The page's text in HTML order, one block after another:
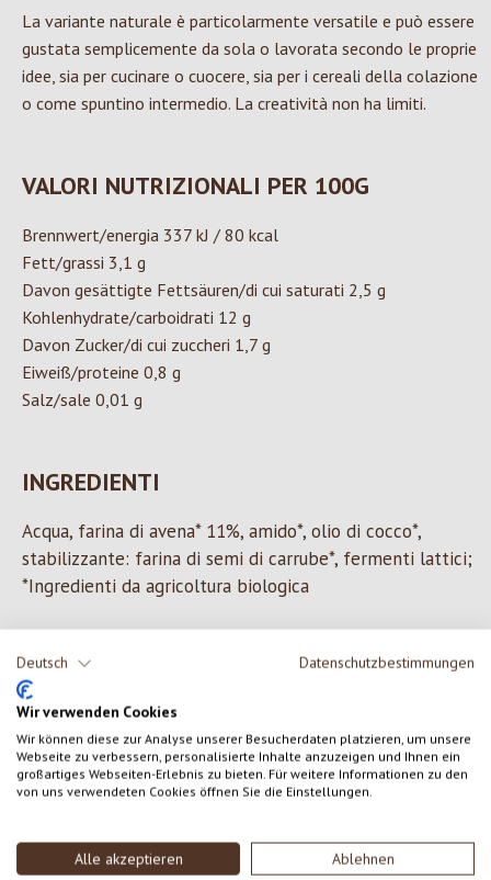
Deutsch Datenschutzbestimmungen
Wir verwenden Cookies
Wir können diese zur Analyse unserer Besucherdaten platzieren, um unsere
Webseite zu verbessern, personalisierte Inhalte anzuzeigen und Ihnen ein
großartiges Webseiten-Erlebnis zu bieten. Für weitere Informationen zu den
von uns verwendeten Cookies öffnen Sie die Einstellungen.
Alle akzeptieren Ablehnen
La variante naturale è particolarmente versatile e può essere
gustata semplicemente da sola o lavorata secondo le proprie
idee, sia per cucinare o cuocere, sia per i cereali della colazione
o come spuntino intermedio. La creatività non ha limiti.
VALORI NUTRIZIONALI PER 100G
Brennwert/energia 337 kJ / 80 kcal
Fett/grassi 3,1 g
Davon gesättigte Fettsäuren/di cui saturati 2,5 g
Kohlenhydrate/carboidrati 12 g
Davon Zucker/di cui zuccheri 1,7 g
Eiweiß/proteine 0,8 g
Salz/sale 0,01 g
INGREDIENTI
Acqua, farina di avena* 11%, amido*, olio di cocco*,
stabilizzante: farina di semi di carrube*, fermenti lattici;
*Ingredienti da agricoltura biologica
0 di 0 valutazioni
Valutazione media di 0 su 5 stelle
Formula una valutazione!
Condividi le tue esperienze con il prodotto con altri clienti.
SCRIVERE UNA RECENSIONE